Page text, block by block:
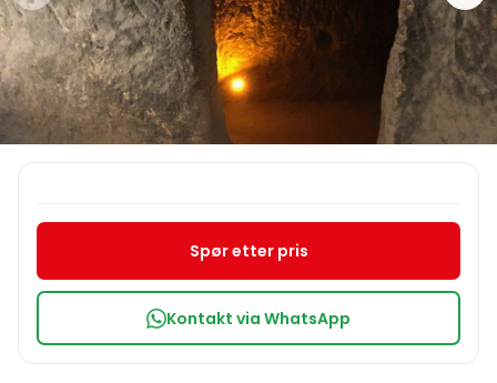
Spør etter pris
Kontakt via WhatsApp